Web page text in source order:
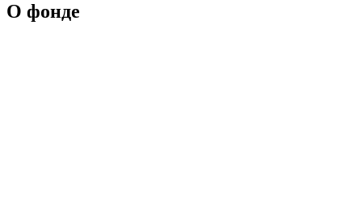
О фонде